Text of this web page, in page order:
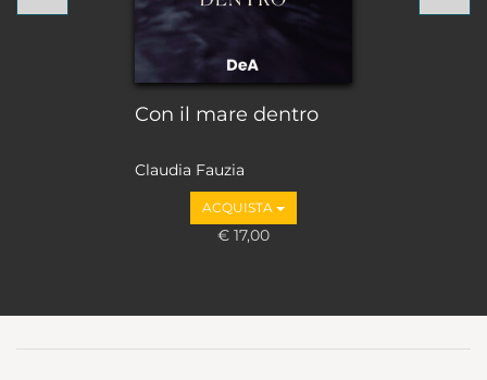
Con il mare dentro
Claudia Fauzia
ACQUISTA
€ 17,00